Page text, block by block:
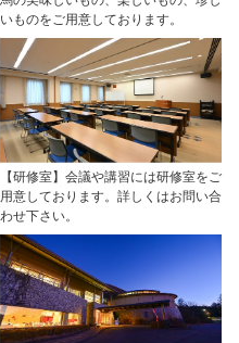
いものをご用意しております。
【研修室】会議や講習には研修室をご
用意しております。詳しくはお問い合
わせ下さい。